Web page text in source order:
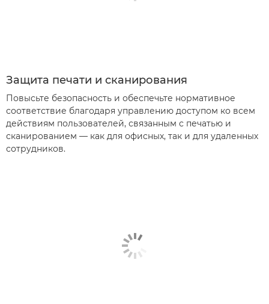
Защита печати и сканирования
Повысьте безопасность и обеспечьте нормативное
соответствие благодаря управлению доступом ко всем
действиям пользователей, связанным с печатью и
сканированием — как для офисных, так и для удаленных
сотрудников.